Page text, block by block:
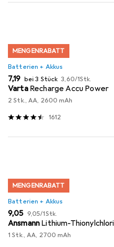
MENGENRABATT
Batterien + Akkus
EUR
7,19 bei 3 Stück EUR
3,60/1Stk.
Varta Recharge Accu Power
2 Stk., AA, 2600 mAh
1612
MENGENRABATT
Batterien + Akkus
EUR
9,05 EUR
9,05/1Stk.
Ansmann Lithium-
1 Stk., AA, 2700 mAh